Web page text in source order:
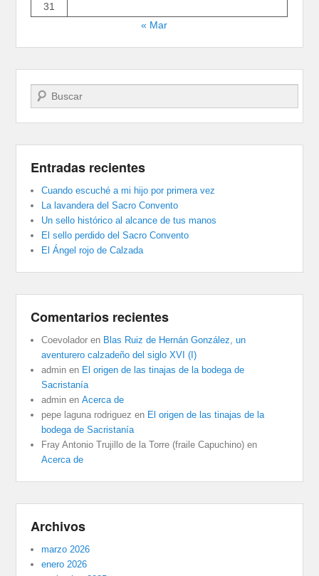
31
« Mar
Buscar
Entradas recientes
Cuando escuché a mi hijo por primera vez
La lavandera del Sacro Convento
Un sello histórico al alcance de tus manos
El sello perdido del Sacro Convento
El Ángel rojo de Calzada
Comentarios recientes
Coevolador en Blas Ruiz de Hernán González, un
aventurero calzadeño del siglo XVI (I)
admin en El origen de las tinajas de la bodega de
Sacristanía
admin enAcerca de
pepe laguna rodriguez en El origen de las tinajas de la
bodega de Sacristanía
Fray Antonio Trujillo de la Torre (fraile Capuchino) en
Acerca de
Archivos
marzo 2026
enero 2026